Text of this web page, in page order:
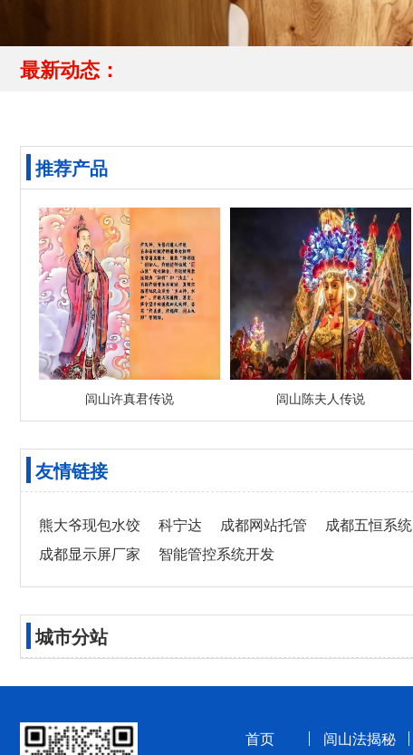
最新动态：
推荐产品
闾山许真君传说 闾山陈夫人传说
友情链接
熊大爷现包水饺 科宁达 成都网站托管 成都五恒系统
成都显示屏厂家
智能管控系统开发
城市分站
首页 闾山法揭秘